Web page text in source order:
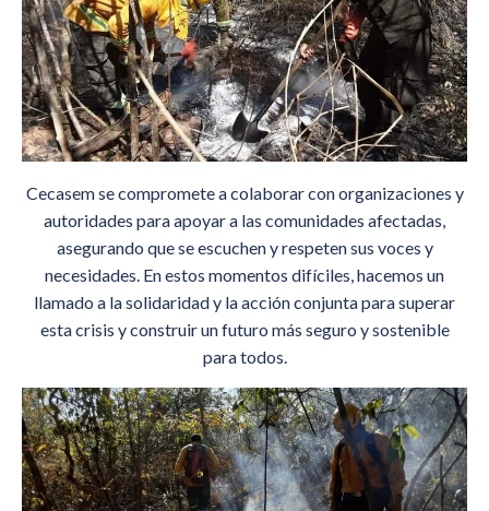
Cecasem se compromete a colaborar con organizaciones y
autoridades para apoyar a las comunidades afectadas,
asegurando que se escuchen y respeten sus voces y
necesidades. En estos momentos difíciles, hacemos un
llamado a la solidaridad y la acción conjunta para superar
esta crisis y construir un futuro más seguro y sostenible
para todos.